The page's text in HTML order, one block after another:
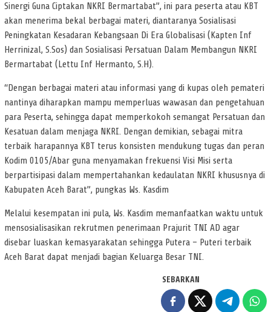
Sinergi Guna Ciptakan NKRI Bermartabat”, ini para peserta atau KBT
akan menerima bekal berbagai materi, diantaranya Sosialisasi
Peningkatan Kesadaran Kebangsaan Di Era Globalisasi (Kapten Inf
Herrinizal, S.Sos) dan Sosialisasi Persatuan Dalam Membangun NKRI
Bermartabat (Lettu Inf Hermanto, S.H).
“Dengan berbagai materi atau informasi yang di kupas oleh pemateri
nantinya diharapkan mampu memperluas wawasan dan pengetahuan
para Peserta, sehingga dapat memperkokoh semangat Persatuan dan
Kesatuan dalam menjaga NKRI. Dengan demikian, sebagai mitra
terbaik harapannya KBT terus konsisten mendukung tugas dan peran
Kodim 0105/Abar guna menyamakan frekuensi Visi Misi serta
berpartisipasi dalam mempertahankan kedaulatan NKRI khususnya di
Kabupaten Aceh Barat”, pungkas Ws. Kasdim
Melalui kesempatan ini pula, Ws. Kasdim memanfaatkan waktu untuk
mensosialisasikan rekrutmen penerimaan Prajurit TNI AD agar
disebar luaskan kemasyarakatan sehingga Putera – Puteri terbaik
Aceh Barat dapat menjadi bagian Keluarga Besar TNI.
SEBARKAN